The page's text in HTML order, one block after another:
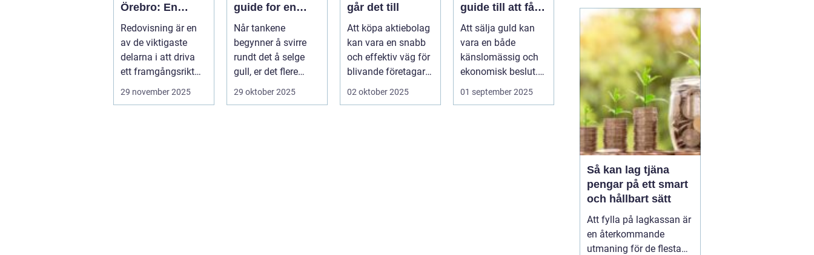
Örebro: En
nyckel till
framgång
Redovisning är en
av de viktigaste
delarna i att driva
ett framgångsrikt
företag. I ...
29 november 2025
guide for en
lønnsom
transaksjon
Når tankene
begynner å svirre
rundt det å selge
gull, er det flere
aspekter som b&...
29 oktober 2025
går det till
Att köpa aktiebolag
kan vara en snabb
och effektiv väg för
blivande företagare
02 oktober 2025
guide till att få
bästa värde för
ditt guld
Att sälja guld kan
vara en både
känslomässig och
ekonomisk beslut.
01 september 2025
och 80-talet. I da...
Så kan lag tjäna
pengar på ett smart
och hållbart sätt
Att fylla på lagkassan är
en återkommande
utmaning för de flesta